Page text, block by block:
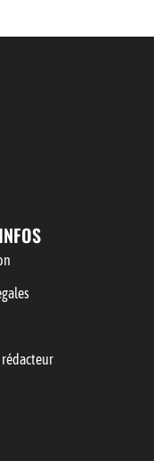
INFOS
rédacteur